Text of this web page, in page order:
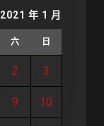
2021 年 1 月
六 日
2 3
9 10